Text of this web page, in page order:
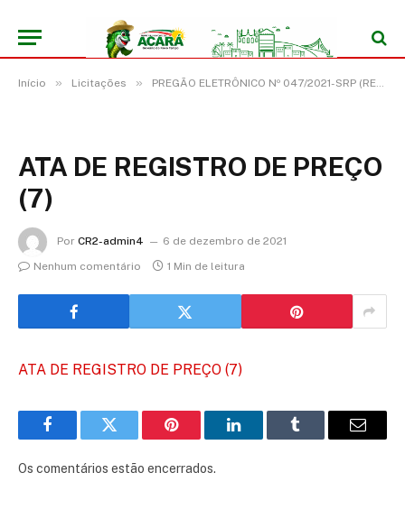
Início » Licitações » PREGÃO ELETRÔNICO Nº 047/2021-SRP (REGISTRO DE PREÇO PARA FUTURA E EVENTUAL CONTRATAÇÃO DE EMPRESA OBJETIVANDO A PRESTAÇÃO EM SERVIÇO DE LOCAÇÃO DE VEÍCULOS)
ATA DE REGISTRO DE PREÇO
(7)
Por CR2-admin4
6 de dezembro de 2021
Nenhum comentário
1 Min de leitura
ATA DE REGISTRO DE PREÇO (7)
FacebookTwitter Pinterest LinkedInTumblr
E-
Os comentários estão encerrados.